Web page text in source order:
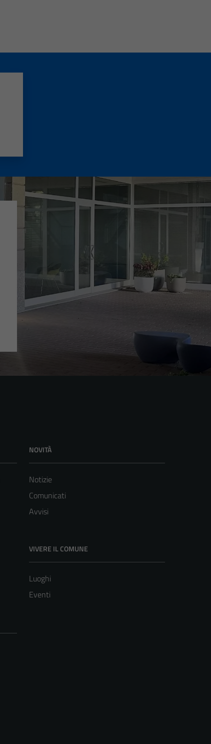
NOVITÀ
Notizie
Comunicati
Avvisi
VIVERE IL COMUNE
Luoghi
Eventi